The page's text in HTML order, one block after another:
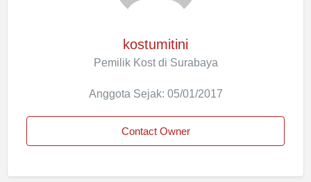
kostumitini
Pemilik Kost di Surabaya
Anggota Sejak: 05/01/2017
Contact Owner